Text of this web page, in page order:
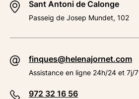
Sant Antoni de Calonge
Passeig de Josep Mundet, 102
finques@helenajornet.com
Assistance en ligne 24h/24 et 7j/7
972 32 16 56